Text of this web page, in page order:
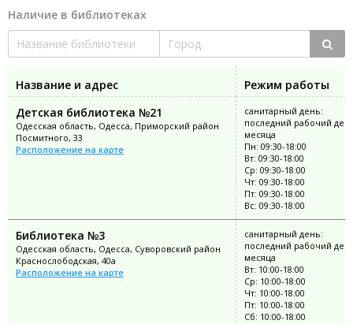
Наличие в библиотеках
Название и адрес
Режим работы
Детская библиотека №21
Одесская область, Одесса, Приморский район
Посмитного, 33
Расположение на карте
санитарный день:
последний рабочий
месяца
Пн: 09:30-18:00
Вт: 09:30-18:00
Ср: 09:30-18:00
Чт: 09:30-18:00
Пт: 09:30-18:00
Вс: 09:30-18:00
Библиотека №3
Одесская область, Одесса, Суворовский район
Краснослободская, 40а
Расположение на карте
санитарный день:
последний рабочий
месяца
Вт: 10:00-18:00
Ср: 10:00-18:00
Чт: 10:00-18:00
Пт: 10:00-18:00
Сб: 10:00-18:00